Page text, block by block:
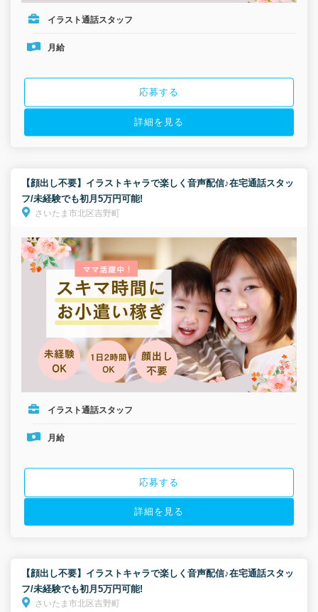
イラスト通話スタッフ
月給
応募する
詳細を見る
【顔出し不要】イラストキャラで楽しく音声配信♪在宅通話スタッ
フ/未経験でも初月5万円可能!
さいたま市北区吉野町
イラスト通話スタッフ
月給
応募する
詳細を見る
【顔出し不要】イラストキャラで楽しく音声配信♪在宅通話スタッ
フ/未経験でも初月5万円可能!
さいたま市北区吉野町